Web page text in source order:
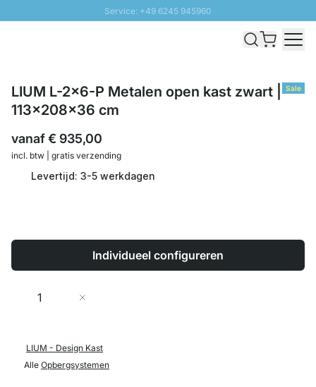
Service: +49 6245 945960
Snelle levering - Gratis verzending vanaf €100
Sale
LIUM L-2x6-P Metalen open kast zwart |
113x208x36 cm
vanaf€ 935,00
incl. btw | gratis verzending
Levertijd: 3-5 werkdagen
Individueel configureren
Aantal
LIUM - Design Kast
Alle Opbergsystemen